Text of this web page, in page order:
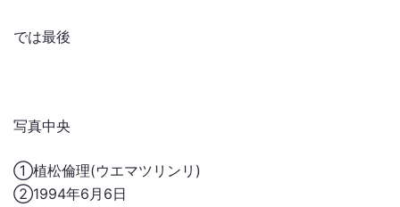
では最後
写真中央
①植松倫理(ウエマツリンリ)
②1994年6月6日